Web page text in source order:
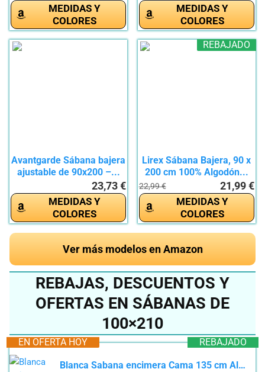
MEDIDAS Y
COLORES
MEDIDAS Y
COLORES
Avantgarde Sábana bajera
ajustable de 90x200 –...
23,73 €
MEDIDAS Y
COLORES
REBAJADO
Lirex Sábana Bajera, 90 x
200 cm 100% Algodón...
22,99 € 21,99 €
MEDIDAS Y
COLORES
Ver más modelos en Amazon
REBAJAS, DESCUENTOS Y
OFERTAS EN SÁBANAS DE
100×210
REBAJADO
EN OFERTA HOY
Blanca Sabana encimera Cama 135 cm Algodon, Tejido De Satén De 400 Hilos 100% Fibra Larga sabanas...